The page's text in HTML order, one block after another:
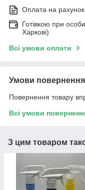
Оплата на рахунок
Готівкою при
Харкові)
Всі умови оплати
Умови повернення
Повернення товару
Всі умови
З цим товаром